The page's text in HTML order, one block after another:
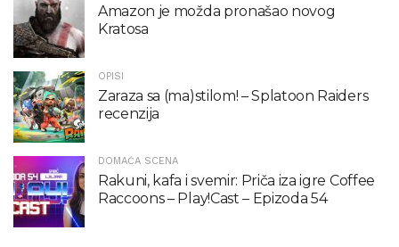
Amazon je možda pronašao novog
Kratosa
OPISI
Zaraza sa (ma)stilom! – Splatoon Raiders
recenzija
DOMAĆA SCENA
Rakuni, kafa i svemir: Priča iza igre Coffee
Raccoons – Play!Cast – Epizoda 54